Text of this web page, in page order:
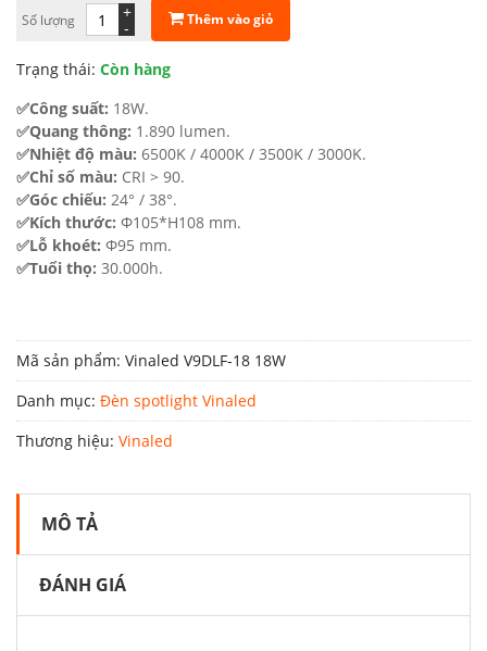
Số lượng -
+ Thêm vào giỏ
Trạng thái: Còn hàng
✅Công suất: 18W.
✅Quang thông: 1.890 lumen.
✅Nhiệt độ màu: 6500K / 4000K / 3500K / 3000K.
✅Chỉ số màu: CRI > 90.
✅Góc chiếu: 24° / 38°.
✅Kích thước: Φ105*H108 mm.
✅Lỗ khoét: Φ95 mm.
✅Tuổi thọ: 30.000h.
Mã sản phẩm: Vinaled V9DLF-18 18W
Danh mục: Đèn spotlight Vinaled
Thương hiệu: Vinaled
MÔ TẢ
ĐÁNH GIÁ